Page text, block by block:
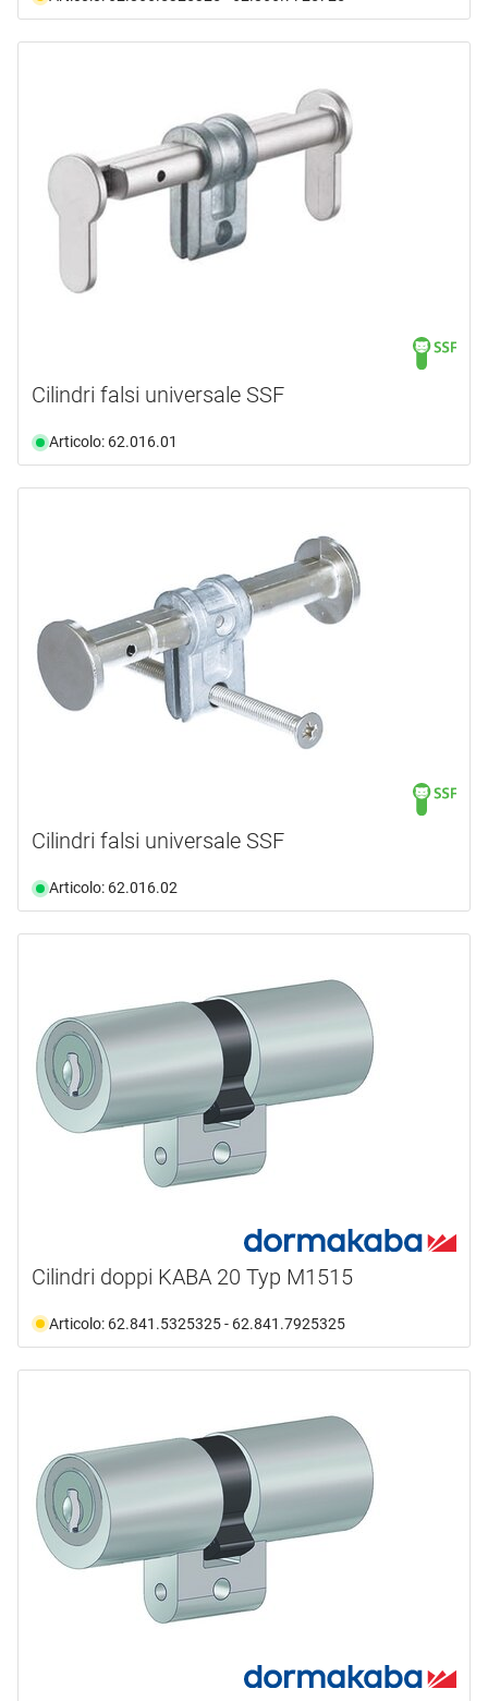
Cilindri falsi universale SSF
Articolo: 62.016.01
Cilindri falsi universale SSF
Articolo: 62.016.02
Cilindri doppi KABA 20 Typ M1515
Articolo: 62.841.5325325 - 62.841.7925325